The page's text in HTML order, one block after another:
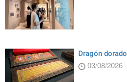
Dragón dorado
03/08/2026